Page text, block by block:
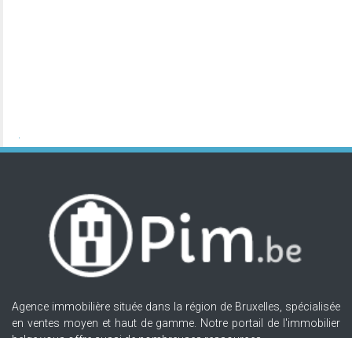
Agence immobilière située dans la région de Bruxelles, spécialisée
en ventes moyen et haut de gamme. Notre portail de l'immobilier